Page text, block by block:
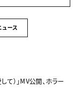
ュース
て）」MV公開、ホラー